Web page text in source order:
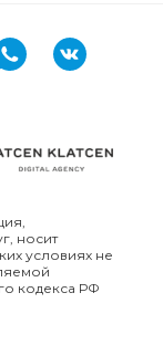
носит
условиях не
кодекса РФ